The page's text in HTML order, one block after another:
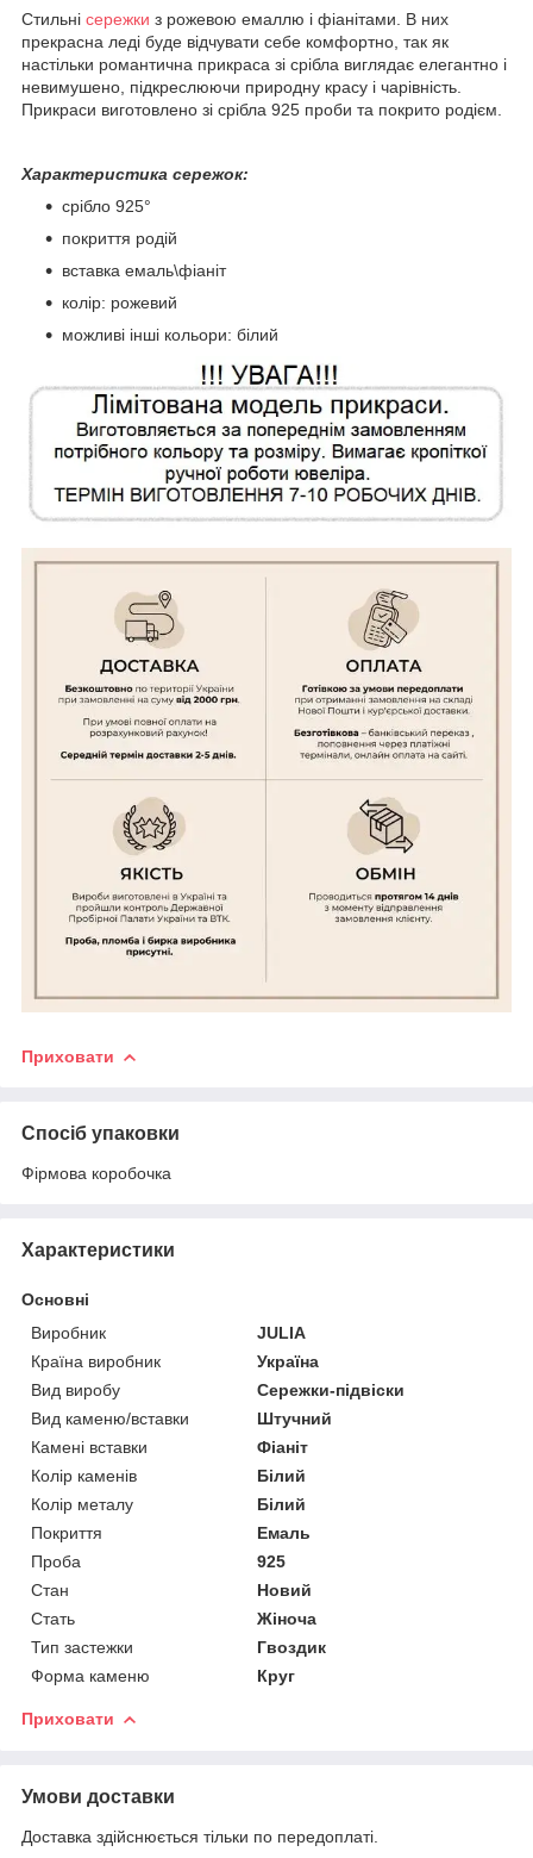
Стильні сережки з рожевою емаллю і фіанітами. В них
прекрасна леді буде відчувати себе комфортно, так як
настільки романтична прикраса зі срібла виглядає елегантно і
невимушено, підкреслюючи природну красу і чарівність.
Прикраси виготовлено зі срібла 925 проби та покрито родієм.
Характеристика сережок:
срібло 925°
покриття родій
вставка емаль\фіаніт
колір: рожевий
можливі інші кольори: білий
Приховати
Спосіб упаковки
Фірмова коробочка
Характеристики
Основні
Виробник
JULIA
Країна виробник
Україна
Вид виробу
Сережки-підвіски
Вид каменю/вставки
Штучний
Камені вставки
Фіаніт
Колір каменів
Білий
Колір металу
Білий
Покриття
Емаль
Проба
925
Стан
Новий
Стать
Жіноча
Тип застежки
Гвоздик
Форма каменю
Круг
Приховати
Умови доставки
Доставка здійснюється тільки по передоплаті.